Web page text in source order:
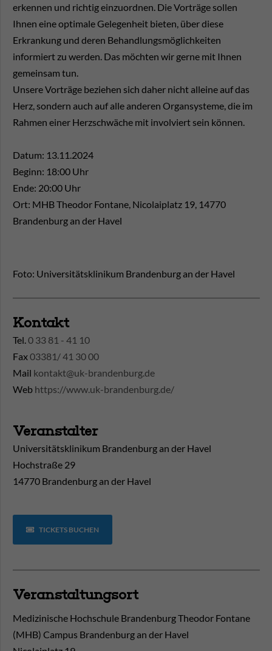
erkennen und richtig einzuordnen. Die Vorträge sollen
Ihnen eine optimale Gelegenheit bieten, über diese
Erkrankung und deren Behandlungsmöglichkeiten
informiert zu werden. Das möchten wir gerne mit Ihnen
gemeinsam tun.
Unsere Vorträge beziehen sich daher nicht alleine auf das
Herz, sondern auch auf alle anderen Organsysteme, die im
Rahmen einer Herzschwäche mit involviert sein können.
Datum: 13.11.2024
Beginn: 18:00 Uhr
Ende: 20:00 Uhr
Ort: MHB Theodor Fontane, Nicolaiplatz 19, 14770
Brandenburg an der Havel
Foto: Universitätsklinikum Brandenburg an der Havel
Kontakt
Tel.0 33 81 - 41 10
Fax03381/ 41 30 00
Mail kontakt@uk-brandenburg.de
Web https://www.uk-brandenburg.de/
Veranstalter
Universitätsklinikum Brandenburg an der Havel
Hochstraße 29
14770 Brandenburg an der Havel
TICKETS BUCHEN
Veranstaltungsort
Medizinische Hochschule Brandenburg Theodor Fontane
(MHB) Campus Brandenburg an der Havel